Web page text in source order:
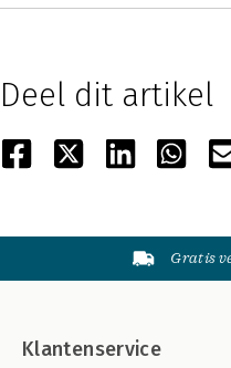
Deel dit artikel
Gratis
Klantenservice